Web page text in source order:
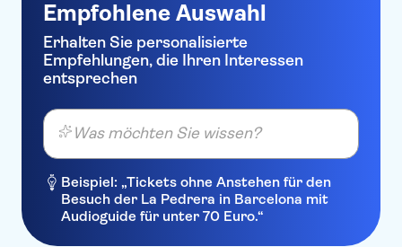
Empfohlene Auswahl
Erhalten Sie personalisierte
Empfehlungen, die Ihren Interessen
entsprechen
Was möchten Sie wissen?
Beispiel: „Tickets ohne Anstehen für den
Besuch der La Pedrera in Barcelona mit
Audioguide für unter 70 Euro.“